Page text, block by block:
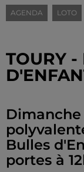
AGENDA LOTO
TOURY -
Dimanche
Bulles
portes à